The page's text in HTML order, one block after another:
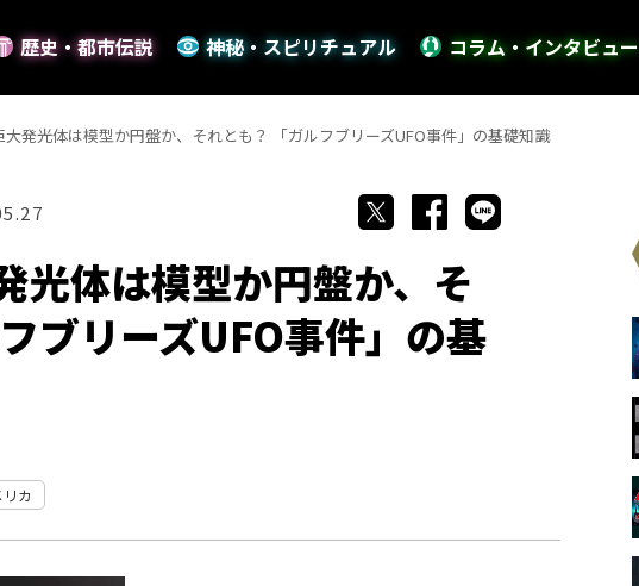
歴史・都市伝説 神秘・スピリチュアル コラム・インタビュー
大発光体は模型か円盤か、それとも？ 「ガルフブリーズUFO事件」の基礎知識
光体は模型か円盤か、そ
ブリーズUFO事件」の基
リカ